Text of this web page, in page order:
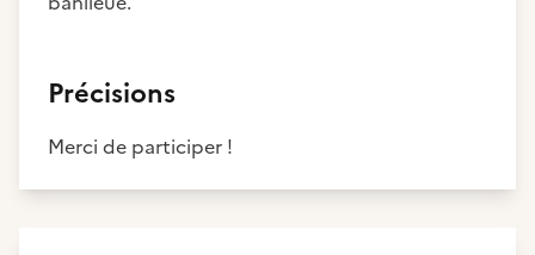
Précisions
Merci de participer !